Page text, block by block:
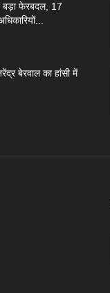
बड़ा फेरबदल, 17
बेरवाल का हांसी में